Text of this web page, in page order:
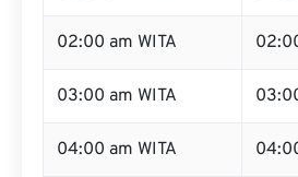
02:00 am WITA
03:00 am WITA
04:00 am WITA